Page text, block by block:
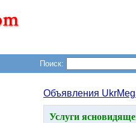
Поиск:
Объявления
Услуги